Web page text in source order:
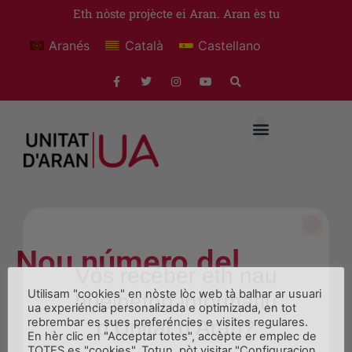
Eth nòste projècte ei Aran. Aran ès tu
Aranés Català Castellano
Nou número del
butlletí de l’Associació
Nou Cicle
Utilisam "cookies" en nòste lòc web tà balhar ar usuari
ua experiéncia personalizada e optimizada, en tot
rebrembar es sues preferéncies e visites regulares.
En hèr clic en "Acceptar totes", accèpte er emplec de
Vòs recéber eth nau
huelheton informatiu
d’Unitat d’Aran?
Email